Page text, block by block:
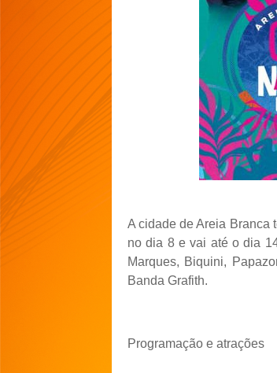
A cidade de Areia Branca
no dia 8 e vai até o dia
Marques, Biquini,
Banda Grafith.
Programação e atrações